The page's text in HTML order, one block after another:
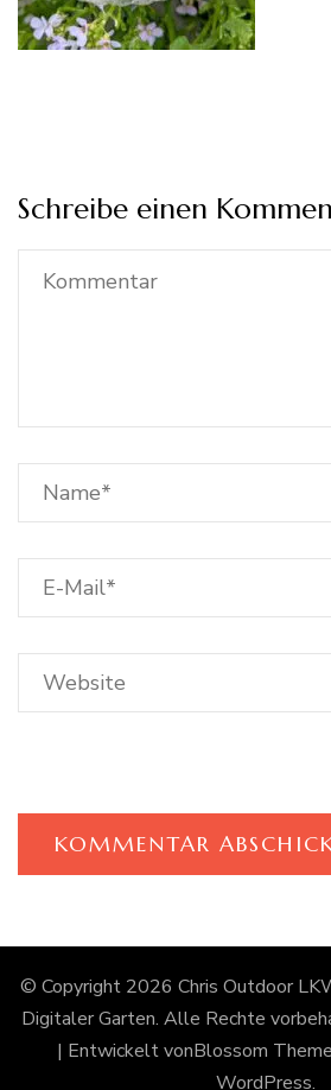
Schreibe einen
© Copyright 2026 Chris Outdoor
Digitaler Garten. Alle Rechte
| Entwickelt vonBlossom
WordPress.